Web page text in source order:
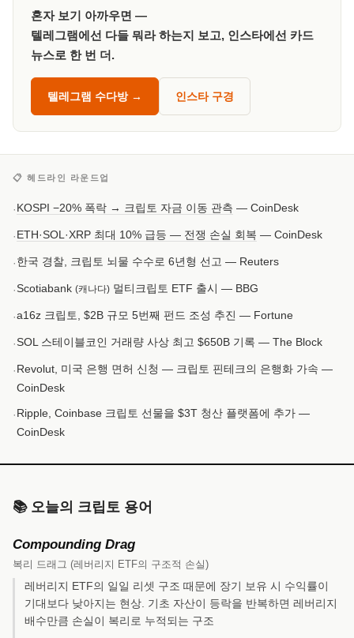
혼자 보기 아까우면 —
텔레그램에선 다들 뭐라 하는지 보고, 인스타에선 카드
뉴스로 한 번 더.
텔레그램 수다방 → 인스타 구경
📋 헤드라인 라운드업
·KOSPI −20% 폭락 → 크립토 자금 이동 관측 — CoinDesk
·ETH·SOL·XRP 최대 10% 급등 — 전쟁 손실 회복 — CoinDesk
·한국 경찰, 크립토 뇌물 수수로 6년형 선고 — Reuters
·Scotiabank (캐나다) 멀티크립토 ETF 출시 — BBG
·a16z 크립토, $2B 규모 5번째 펀드 조성 추진 — Fortune
·SOL 스테이블코인 거래량 사상 최고 $650B 기록 — The Block
·Revolut, 미국 은행 면허 신청 — 크립토 핀테크의 은행화 가속 —
CoinDesk
·Ripple, Coinbase 크립토 선물을 $3T 청산 플랫폼에 추가 —
CoinDesk
📚 오늘의 크립토 용어
Compounding Drag
복리 드래그 (레버리지 ETF의 구조적 손실)
레버리지 ETF의 일일 리셋 구조 때문에 장기 보유 시 수익률이
기대보다 낮아지는 현상. 기초 자산이 등락을 반복하면 레버리지
배수만큼 손실이 복리로 누적되는 구조